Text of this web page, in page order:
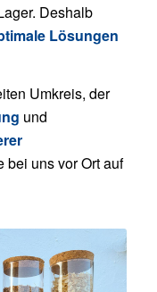
Deshalb
Lösungen
Umkreis, der
und
bei uns vor Ort auf